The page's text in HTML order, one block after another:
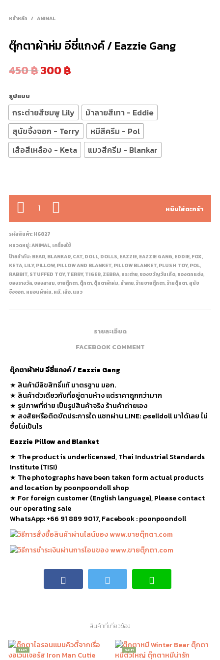
หน้าหลัก / ANIMAL
ตุ๊กตาผ้าห่ม อีซี่แกงค์ / Eazzie Gang
450฿300฿
รูปแบบ
กระต่ายสีชมพู Lily
ม้าลายสีเทา - Eddie
สุนัขจิ้งจอก - Terry
หมีสีครีม - Pol
เสือสีเหลือง - Keta
แมวสีครีม - Blankar
หยิบใส่ตะกร้า
รหัสสินค้า: H6827
หมวดหมู่:ANIMAL, เครื่องใช้
ป้ายกำกับ: BEAR, BLANKAR, CAT, DOLL, DOLLS, EAZZIE, EAZZIE GANG, EDDIE, FOX,
KETA, LILY, PILLOW, PILLOW AND BLANKET, PILLOW BLANKET, PLUSH TOY, POL,
RABBIT, STUFFED TOY, TERRY, TIGER, ZEBRA, กระต่าย, ของขวัญวันเกิด, ของตกแต่ง,
ของรางวัล, ของสะสม, ขายตุ๊กตา, ตุ๊กตา, ตุ๊กตาผ้าห่ม, ม้าลาย, ร้านขายตุ๊กตา, ร้านตุ๊กตา,สุนัข
จิ้งจอก, หมอนผ้าห่ม, หมี, เสือ, แมว
รายละเอียด
FACEBOOK COMMENT
ตุ๊กตาผ้าห่ม อีซี่แกงค์ / Eazzie Gang
★ สินค้ามีลิขสิทธิ์แท้ มาตรฐาน มอก.
★ สินค้าตัวเดียวกับที่อยู่ตามห้าง แต่ราคาถูกกว่ามาก
★ รูปภาพที่ถ่าย เป็นรูปสินค้าจริง ร้านค้าถ่ายเอง
★ สงสัยหรือติดขัดประการใด แชทผ่าน LINE: @selldoll มาได้เลย ไม่
ซื้อไม่เป็นไร
Eazzie Pillow and Blanket
★ The product is underlicensed, Thai Industrial Standards
Institute (TISI)
★ The photographs have been taken form actual products
and location by poonpoondoll shop
★ For foreign customer (English language), Please contact
our operating sale
WhatsApp: +66 91 889 9017, Facebook : poonpoondoll
สินค้าที่เกี่ยวข้อง
SALE! SALE!